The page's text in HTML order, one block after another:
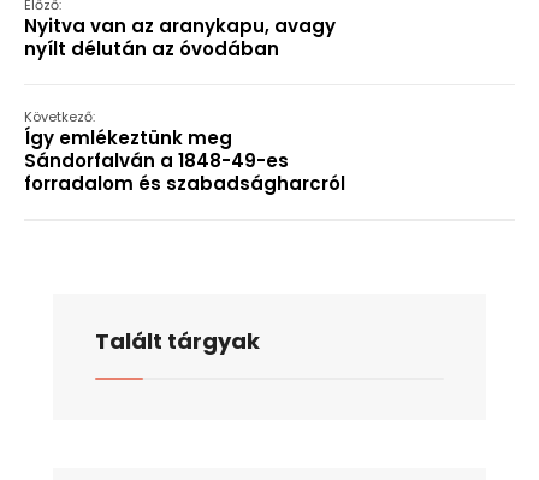
Előző:
Nyitva van az aranykapu, avagy
nyílt délután az óvodában
Következő:
Így emlékeztünk meg
Sándorfalván a 1848-49-es
forradalom és szabadságharcról
Talált tárgyak